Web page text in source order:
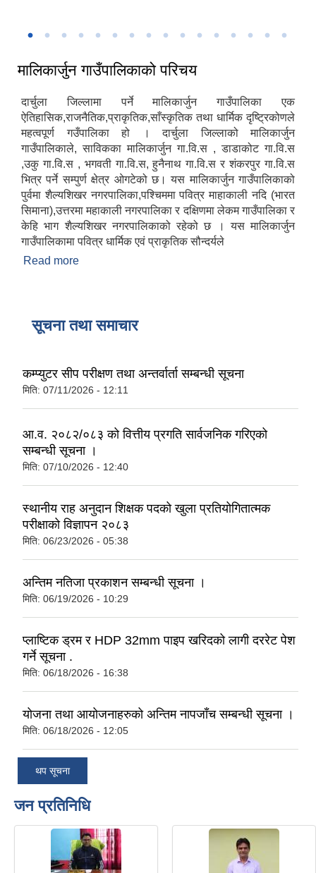
मालिकार्जुन गाउँपालिकाको परिचय
दार्चुला जिल्लामा पर्ने मालिकार्जुन गाउँपालिका एक
ऐतिहासिक,राजनैतिक,प्राकृतिक,साँस्कृतिक तथा धार्मिक दृष्ट्रिकोणले
महत्वपूर्ण गउँपालिका हो । दार्चुला जिल्लाको मालिकार्जुन
गाउँपालिकाले, साविकका मालिकार्जुन गा.वि.स , डाडाकोट गा.वि.स
,उकु गा.वि.स , भगवती गा.वि.स, हुनैनाथ गा.वि.स र शंकरपुर गा.वि.स
भित्र पर्ने सम्पुर्ण क्षेत्र ओगटेको छ। यस मालिकार्जुन गाउँपालिकाको
पुर्वमा शैल्यशिखर नगरपालिका,पश्चिममा पवित्र माहाकाली नदि (भारत
सिमाना),उत्तरमा महाकाली नगरपालिका र दक्षिणमा लेकम गाउँपालिका र
केहि भाग शैल्यशिखर नगरपालिकाको रहेको छ । यस मालिकार्जुन
गाउँपालिकामा पवित्र धार्मिक एवं प्राकृतिक सौन्दर्यले
Read more
सूचना तथा समाचार
कम्प्युटर सीप परीक्षण तथा अन्तर्वार्ता सम्बन्धी सूचना
मिति: 07/11/2026 - 12:11
आ.व. २०८२/०८३ को वित्तीय प्रगति सार्वजनिक गरिएको
सम्बन्धी सूचना ।
मिति: 07/10/2026 - 12:40
स्थानीय राह अनुदान शिक्षक पदको खुला प्रतियोगितात्मक
परीक्षाको विज्ञापन २०८३
मिति: 06/23/2026 - 05:38
अन्तिम नतिजा प्रकाशन सम्बन्धी सूचना ।
मिति: 06/19/2026 - 10:29
प्लाष्टिक ड्रम र HDP 32mm पाइप खरिदको लागी दररेट पेश
गर्ने सूचना .
मिति: 06/18/2026 - 16:38
योजना तथा आयोजनाहरुको अन्तिम नापजाँच सम्बन्धी सूचना ।
मिति: 06/18/2026 - 12:05
थप सूचना
जन प्रतिनिधि